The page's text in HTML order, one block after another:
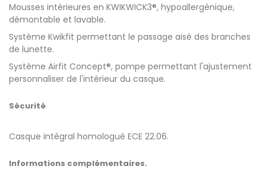
Mousses intérieures en KWIKWICK3®, hypoallergénique,
démontable et lavable.
Système Kwikfit permettant le passage aisé des branches
de lunette.
Système Airfit Concept®, pompe permettant l'ajustement
personnaliser de l'intérieur du casque.
Sécurité
Casque intégral homologué ECE 22.06.
Informations complémentaires.